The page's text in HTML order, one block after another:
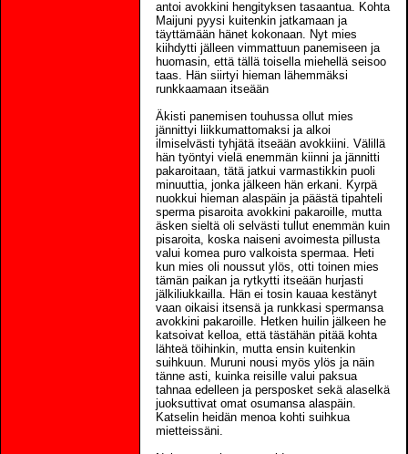
antoi avokkini hengityksen tasaantua. Kohta
Maijuni pyysi kuitenkin jatkamaan ja
täyttämään hänet kokonaan. Nyt mies
kiihdytti jälleen vimmattuun panemiseen ja
huomasin, että tällä toisella miehellä seisoo
taas. Hän siirtyi hieman lähemmäksi
runkkaamaan itseään
Äkisti panemisen touhussa ollut mies
jännittyi liikkumattomaksi ja alkoi
ilmiselvästi tyhjätä itseään avokkiini. Välillä
hän työntyi vielä enemmän kiinni ja jännitti
pakaroitaan, tätä jatkui varmastikkin puoli
minuuttia, jonka jälkeen hän erkani. Kyrpä
nuokkui hieman alaspäin ja päästä tipahteli
sperma pisaroita avokkini pakaroille, mutta
äsken sieltä oli selvästi tullut enemmän kuin
pisaroita, koska naiseni avoimesta pillusta
valui komea puro valkoista spermaa. Heti
kun mies oli noussut ylös, otti toinen mies
tämän paikan ja rytkytti itseään hurjasti
jälkiliukkailla. Hän ei tosin kauaa kestänyt
vaan oikaisi itsensä ja runkkasi spermansa
avokkini pakaroille. Hetken huilin jälkeen he
katsoivat kelloa, että tästähän pitää kohta
lähteä töihinkin, mutta ensin kuitenkin
suihkuun. Muruni nousi myös ylös ja näin
tänne asti, kuinka reisille valui paksua
tahnaa edelleen ja persposket sekä alaselkä
juoksuttivat omat osumansa alaspäin.
Katselin heidän menoa kohti suihkua
mietteissäni.